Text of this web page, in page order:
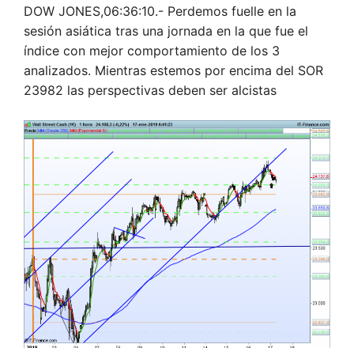
DOW JONES,06:36:10.- Perdemos fuelle en la
sesión asiática tras una jornada en la que fue el
índice con mejor comportamiento de los 3
analizados. Mientras estemos por encima del SOR
23982 las perspectivas deben ser alcistas